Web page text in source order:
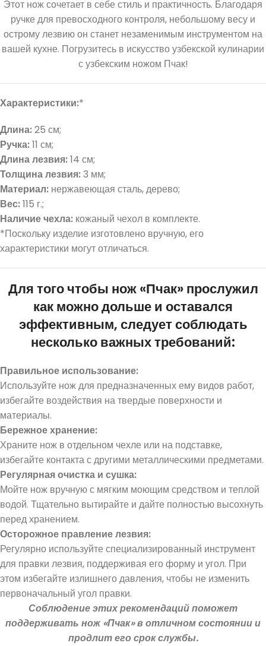
Этот нож сочетает в себе стиль и практичность. Благодаря
ручке для превосходного контроля, небольшому весу и
острому лезвию он станет незаменимым инструментом на
вашей кухне. Погрузитесь в искусство узбекской кулинарии
с узбекским ножом Пчак!
Характеристики:*
Длина:25 см;
Ручка:11 см;
Длина лезвия:14 см;
Толщина лезвия:3 мм;
Материал: нержавеющая сталь, дерево;
Вес:115 г.;
Наличие чехла: кожаный чехол в комплекте.
*Поскольку изделие изготовлено вручную, его
характеристики могут отличаться.
Для того чтобы нож «Пчак» прослужил
как можно дольше и оставался
эффективным, следует соблюдать
несколько важных требований:
Правильное использование:
Используйте нож для предназначенных ему видов работ,
избегайте воздействия на твердые поверхности и
материалы.
Бережное хранение:
Храните нож в отдельном чехле или на подставке,
избегайте контакта с другими металлическими предметами.
Регулярная очистка и сушка:
Мойте нож вручную с мягким моющим средством и теплой
водой. Тщательно вытирайте и дайте полностью высохнуть
перед хранением.
Осторожное правление лезвия:
Регулярно используйте специализированный инструмент
для правки лезвия, поддерживая его форму и угол. При
этом избегайте излишнего давления, чтобы не изменить
первоначальный угол правки.
Соблюдение этих рекомендаций поможет
поддерживать нож «Пчак» в отличном состоянии и
продлит его срок службы.